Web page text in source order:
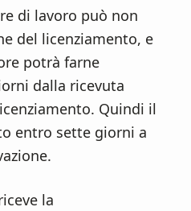
di lavoro può non
del licenziamento, e
potrà farne
dalla ricevuta
Quindi il
entro sette giorni a
la